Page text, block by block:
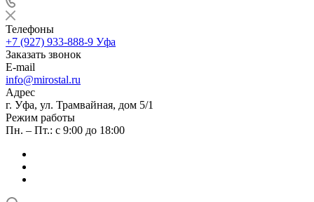
Телефоны
+7 (927) 933-888-9 Уфа
Заказать звонок
E-mail
info@mirostal.ru
Адрес
г. Уфа, ул. Трамвайная, дом 5/1
Режим работы
Пн. – Пт.: с 9:00 до 18:00